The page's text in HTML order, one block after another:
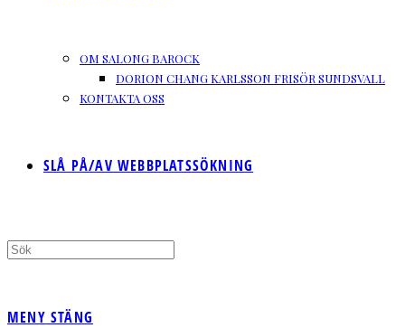
OM SALONG BAROCK
DORION CHANG KARLSSON FRISÖR SUNDSVALL
KONTAKTA OSS
SLÅ PÅ/AV WEBBPLATSSÖKNING
MENY STÄNG